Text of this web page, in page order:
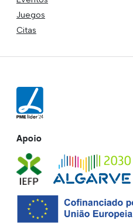
Juegos
Citas
Apoio